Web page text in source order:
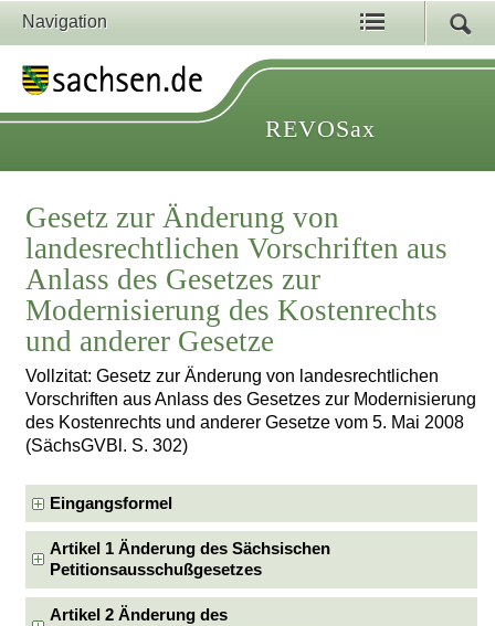
Navigation
REVOSax
Gesetz zur Änderung von
landesrechtlichen Vorschriften aus
Anlass des Gesetzes zur
Modernisierung des Kostenrechts
und anderer Gesetze
Vollzitat: Gesetz zur Änderung von landesrechtlichen
Vorschriften aus Anlass des Gesetzes zur Modernisierung
des Kostenrechts und anderer Gesetze vom 5. Mai 2008
(SächsGVBl. S. 302)
Eingangsformel
Artikel 1 Änderung des Sächsischen
Petitionsausschußgesetzes
Artikel 2 Änderung des